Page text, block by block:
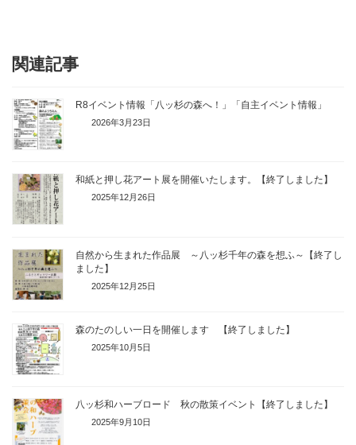
関連記事
R8イベント情報「八ッ杉の森へ！」「自主イベント情報」
2026年3月23日
和紙と押し花アート展を開催いたします。【終了しました】
2025年12月26日
自然から生まれた作品展 ～八ッ杉千年の森を想ふ～【終了し
ました】
2025年12月25日
森のたのしい一日を開催します 【終了しました】
2025年10月5日
八ッ杉和ハーブロード 秋の散策イベント【終了しました】
2025年9月10日